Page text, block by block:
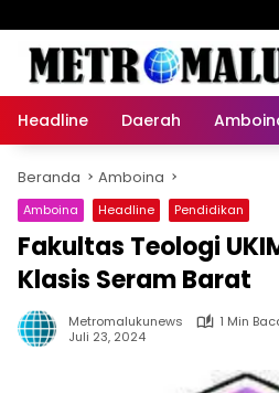
Headline Daerah
Beranda Amboina
Amboina Headline Pendidikan
Fakultas Teologi
Klasis Seram Barat
Metromalukunews
1 Min
Juli 23, 2024